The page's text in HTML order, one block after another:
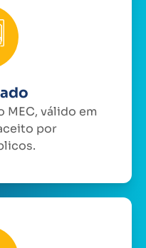
MEC, válido em
por